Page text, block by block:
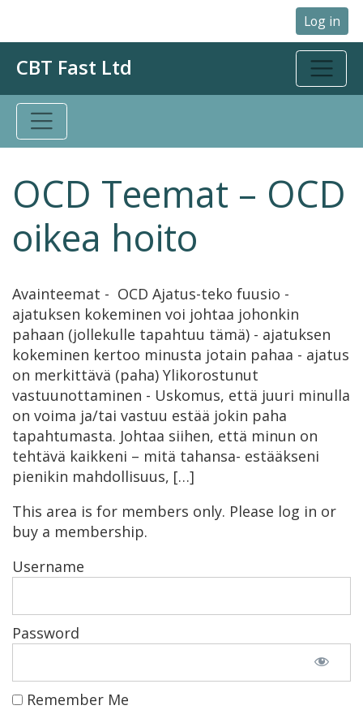
Log in
CBT Fast Ltd
OCD Teemat – OCD
oikea hoito
Avainteemat - OCD Ajatus-teko fuusio -
ajatuksen kokeminen voi johtaa johonkin
pahaan (jollekulle tapahtuu tämä) - ajatuksen
kokeminen kertoo minusta jotain pahaa - ajatus
on merkittävä (paha) Ylikorostunut
vastuunottaminen - Uskomus, että juuri minulla
on voima ja/tai vastuu estää jokin paha
tapahtumasta. Johtaa siihen, että minun on
tehtävä kaikkeni – mitä tahansa- estääkseni
pienikin mahdollisuus, […]
This area is for members only. Please log in or
buy a membership.
Username
Password
Remember Me